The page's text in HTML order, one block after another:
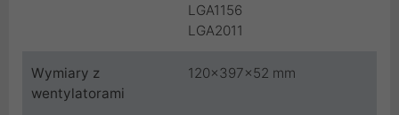
LGA1156
LGA2011
Wymiary z
wentylatorami
120×397×52 mm